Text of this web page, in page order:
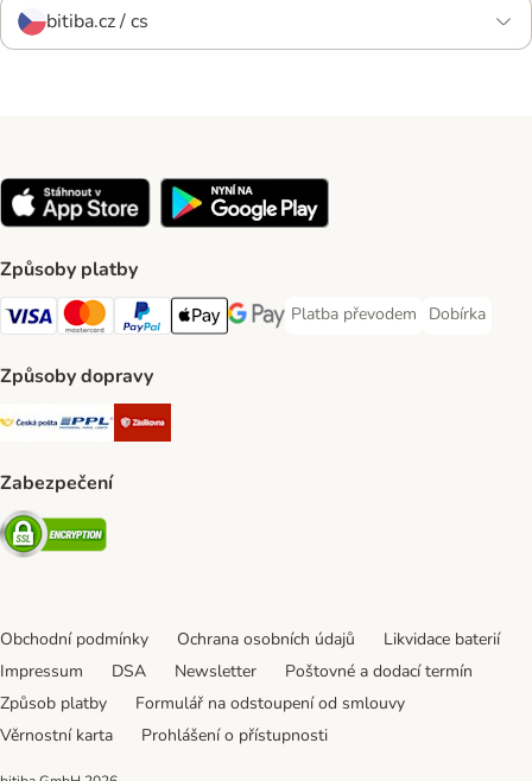
bitiba.cz / cs
Způsoby platby
Visa Payment Method
mastercard Payment Method
PayPal Payment Method
Apple pay Payment Method
Google Pay Payment Method
Platba převodem
Platba převodem Payment
Dobírka
Dobírka
Způsoby dopravy
Česká pošta Shipping Method
PPL Shipping Method
Zabezpečení
Security
Obchodní podmínky Ochrana osobních údajů
Likvidace baterií
Impressum
DSA Newsletter
Poštovné a dodací termín
Způsob platby
Formulář na odstoupení od smlouvy
Věrnostní karta
Prohlášení o přístupnosti